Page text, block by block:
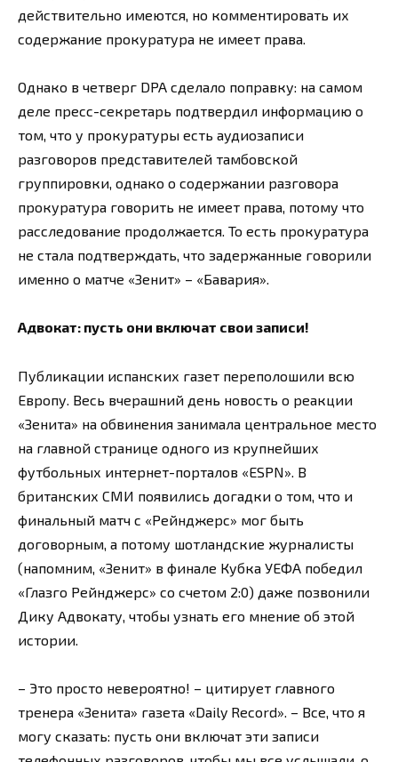
действительно имеются, но комментировать их
содержание прокуратура не имеет права.
Однако в четверг DPA сделало поправку: на самом
деле пресс-секретарь подтвердил информацию о
том, что у прокуратуры есть аудиозаписи
разговоров представителей тамбовской
группировки, однако о содержании разговора
прокуратура говорить не имеет права, потому что
расследование продолжается. То есть прокуратура
не стала подтверждать, что задержанные говорили
именно о матче «Зенит» – «Бавария».
Адвокат: пусть они включат свои записи!
Публикации испанских газет переполошили всю
Европу. Весь вчерашний день новость о реакции
«Зенита» на обвинения занимала центральное место
на главной странице одного из крупнейших
футбольных интернет-порталов «ESPN». В
британских СМИ появились догадки о том, что и
финальный матч с «Рейнджерс» мог быть
договорным, а потому шотландские журналисты
(напомним, «Зенит» в финале Кубка УЕФА победил
«Глазго Рейнджерс» со счетом 2:0) даже позвонили
Дику Адвокату, чтобы узнать его мнение об этой
истории.
– Это просто невероятно! – цитирует главного
тренера «Зенита» газета «Daily Record». – Все, что я
могу сказать: пусть они включат эти записи